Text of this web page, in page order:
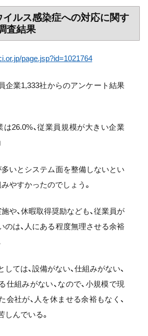
イルス感染症への対応に関す
査結果
page.jsp?id=1021764
企業1,333社からのアンケート結果
は26.0%、従業員規模が大きい企業
多いとシステム面を整備しないとい
やすかったのでしょう。
や、休暇取得奨励なども、従業員が
のは、人にある程度無理させる余裕
ては、設備がない、仕組みがない、
仕組みがない、なので、小規模で現
会社が、人を休ませる余裕もなく、
しんでいる。